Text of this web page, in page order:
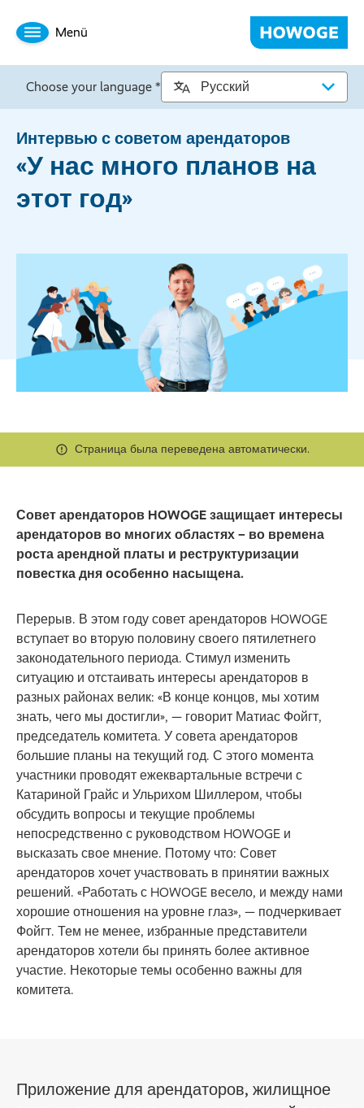
Menü
Choose your language *
Интервью с советом арендаторов
«У нас много планов на
этот год»
Страница была переведена автоматически.
Совет арендаторов HOWOGE защищает интересы
арендаторов во многих областях – во времена
роста арендной платы и реструктуризации
повестка дня особенно насыщена.
Перерыв. В этом году совет арендаторов HOWOGE
вступает во вторую половину своего пятилетнего
законодательного периода. Стимул изменить
ситуацию и отстаивать интересы арендаторов в
разных районах велик: «В конце концов, мы хотим
знать, чего мы достигли», — говорит Матиас Фойгт,
председатель комитета. У совета арендаторов
большие планы на текущий год. С этого момента
участники проводят ежеквартальные встречи с
Катариной Грайс и Ульрихом Шиллером, чтобы
обсудить вопросы и текущие проблемы
непосредственно с руководством HOWOGE и
высказать свое мнение. Потому что: Совет
арендаторов хочет участвовать в принятии важных
решений. «Работать с HOWOGE весело, и между нами
хорошие отношения на уровне глаз», — подчеркивает
Фойгт. Тем не менее, избранные представители
арендаторов хотели бы принять более активное
участие. Некоторые темы особенно важны для
комитета.
Приложение для арендаторов, жилищное